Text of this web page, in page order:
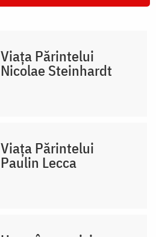
Viața Părintelui
Nicolae Steinhardt
Viața Părintelui
Paulin Lecca